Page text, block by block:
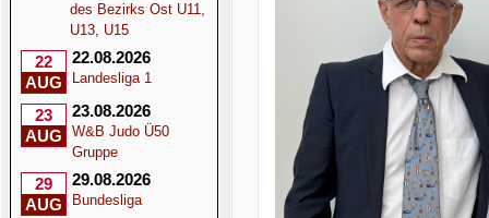
des Bezirks Ost U11,
U13, U15
22
AUG
22.08.2026
Landesliga 1
23
AUG
23.08.2026
W&B Judo Ü50
Gruppe
29
AUG
29.08.2026
Bundesliga